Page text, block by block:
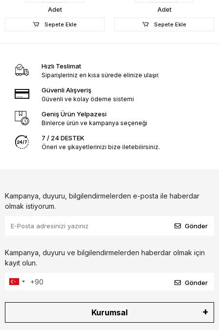
Adet
Sepete Ekle
Adet
Sepete Ekle
Hızlı Teslimat
Siparişleriniz en kısa sürede elinize ulaşır.
Güvenli Alışveriş
Güvenli ve kolay ödeme sistemi
Geniş Ürün Yelpazesi
Binlerce ürün ve kampanya seçeneği
7 / 24 DESTEK
Öneri ve şikayetlerinizi bize iletebilirsiniz.
Kampanya, duyuru, bilgilendirmelerden e-posta ile haberdar
olmak istiyorum.
Gönder
Kampanya, duyuru ve bilgilendirmelerden haberdar olmak için
kayıt olun.
Gönder
Kurumsal